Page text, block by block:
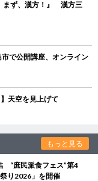
まず、漢方！』 漢方三
で公開講座、オンライン
天空を見上げて
もっと見る
“庶民派食フェス”第4
り2026」を開催